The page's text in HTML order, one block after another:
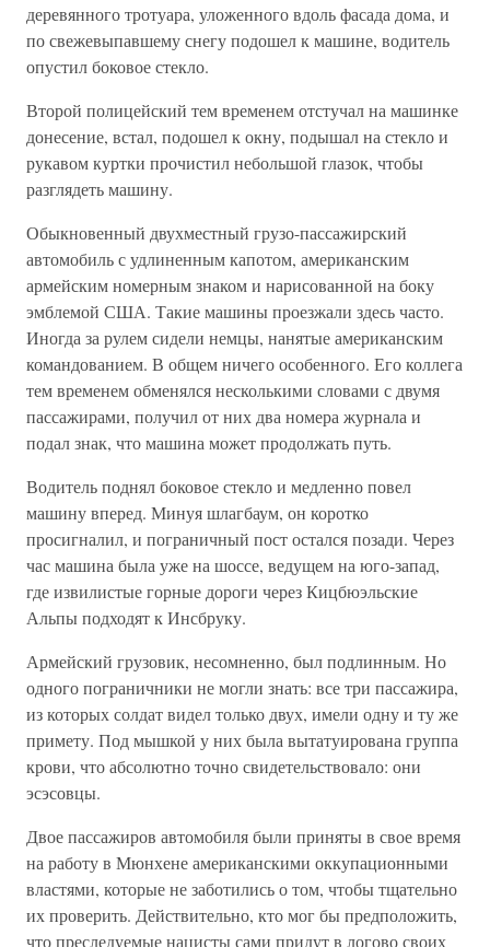
деревянного тротуара, уложенного вдоль фасада дома, и
по свежевыпавшему снегу подошел к машине, водитель
опустил боковое стекло.
Второй полицейский тем временем отстучал на машинке
донесение, встал, подошел к окну, подышал на стекло и
рукавом куртки прочистил небольшой глазок, чтобы
разглядеть машину.
Обыкновенный двухместный грузо-пассажирский
автомобиль с удлиненным капотом, американским
армейским номерным знаком и нарисованной на боку
эмблемой США. Такие машины проезжали здесь часто.
Иногда за рулем сидели немцы, нанятые американским
командованием. В общем ничего особенного. Его коллега
тем временем обменялся несколькими словами с двумя
пассажирами, получил от них два номера журнала и
подал знак, что машина может продолжать путь.
Водитель поднял боковое стекло и медленно повел
машину вперед. Минуя шлагбаум, он коротко
просигналил, и пограничный пост остался позади. Через
час машина была уже на шоссе, ведущем на юго-запад,
где извилистые горные дороги через Кицбюэльские
Альпы подходят к Инсбруку.
Армейский грузовик, несомненно, был подлинным. Но
одного пограничники не могли знать: все три пассажира,
из которых солдат видел только двух, имели одну и ту же
примету. Под мышкой у них была вытатуирована группа
крови, что абсолютно точно свидетельствовало: они
эсэсовцы.
Двое пассажиров автомобиля были приняты в свое время
на работу в Мюнхене американскими оккупационными
властями, которые не заботились о том, чтобы тщательно
их проверить. Действительно, кто мог бы предположить,
что преследуемые нацисты сами придут в логово своих